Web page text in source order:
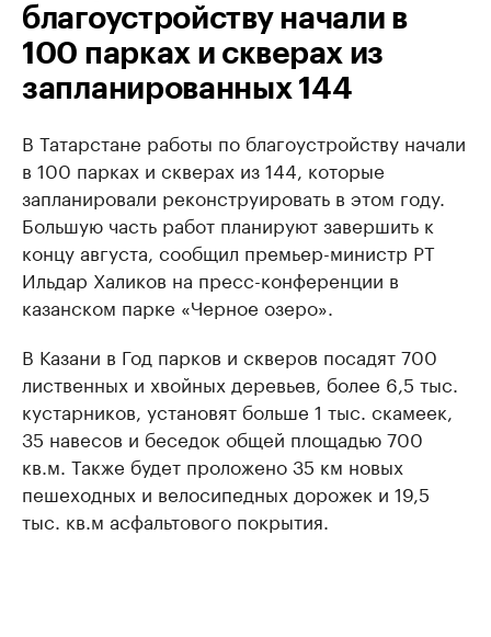
благоустройству начали в
100 парках и скверах из
запланированных 144
В Татарстане работы по благоустройству начали
в 100 парках и скверах из 144, которые
запланировали реконструировать в этом году.
Большую часть работ планируют завершить к
концу августа, сообщил премьер-министр РТ
Ильдар Халиков на пресс-конференции в
казанском парке «Черное озеро».
В Казани в Год парков и скверов посадят 700
лиственных и хвойных деревьев, более 6,5 тыс.
кустарников, установят больше 1 тыс. скамеек,
35 навесов и беседок общей площадью 700
кв.м. Также будет проложено 35 км новых
пешеходных и велосипедных дорожек и 19,5
тыс. кв.м асфальтового покрытия.